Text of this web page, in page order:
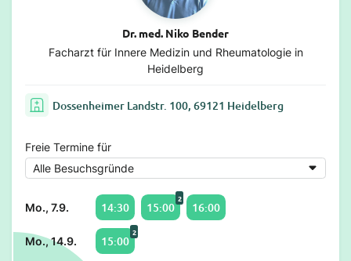
Dr. med. Niko Bender
Facharzt für Innere Medizin und Rheumatologie in
Heidelberg
Dossenheimer Landstr. 100, 69121 Heidelberg
Freie Termine für
Mo., 7.9. 14:30 15:00
2
16:00
Mo., 14.9. 15:00
2